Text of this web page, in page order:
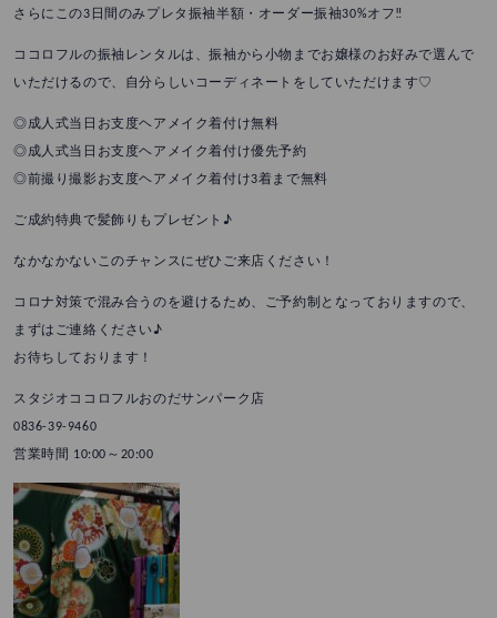
さらにこの3日間のみプレタ振袖半額・ オーダー振袖30%オフ‼️
ココロフルの振袖レンタルは、振袖から小物までお嬢様のお好みで選んで
いただけるので、自分らしいコーディネートをしていただけます♡
◎成人式当日お支度ヘアメイク着付け無料
◎成人式当日お支度ヘアメイク着付け優先予約
◎前撮り撮影お支度ヘアメイク着付け3着まで無料
ご成約特典で髪飾りもプレゼント♪
なかなかないこのチャンスにぜひご来店ください！
コロナ対策で混み合うのを避けるため、ご予約制となっておりますので、
まずはご連絡ください♪
お待ちしております！
スタジオココロフルおのだサンパーク店
0836-39-9460
営業時間 10:00～20:00